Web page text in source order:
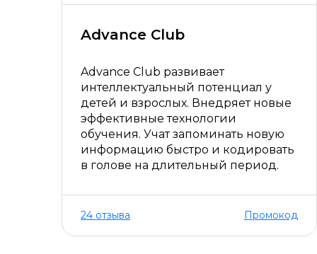
Advance Club
Advance Club развивает
интеллектуальный потенциал у
детей и взрослых. Внедряет новые
эффективные технологии
обучения. Учат запоминать новую
информацию быстро и кодировать
в голове на длительный период.
24 отзыва Промокод